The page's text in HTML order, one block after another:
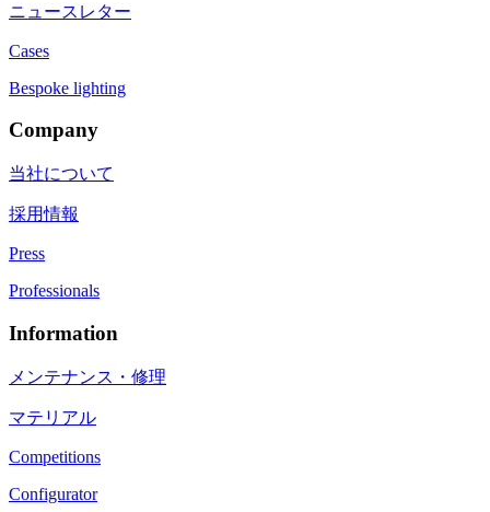
ニュースレター
Cases
Bespoke lighting
Company
当社について
採用情報
Press
Professionals
Information
メンテナンス・修理
マテリアル
Competitions
Configurator